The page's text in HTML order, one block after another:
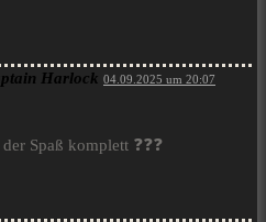
Harlock 04.09.2025 um 20:07
Spaß komplett ❓❓❓